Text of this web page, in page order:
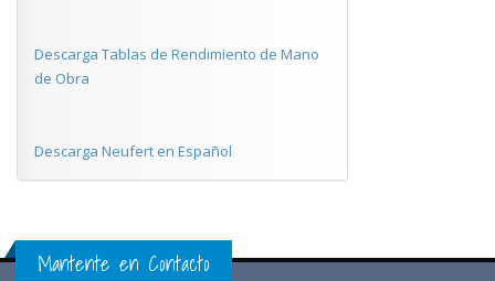
Descarga Tablas de Rendimiento de Mano
de Obra
Descarga Neufert en Español
Mantente en Contacto